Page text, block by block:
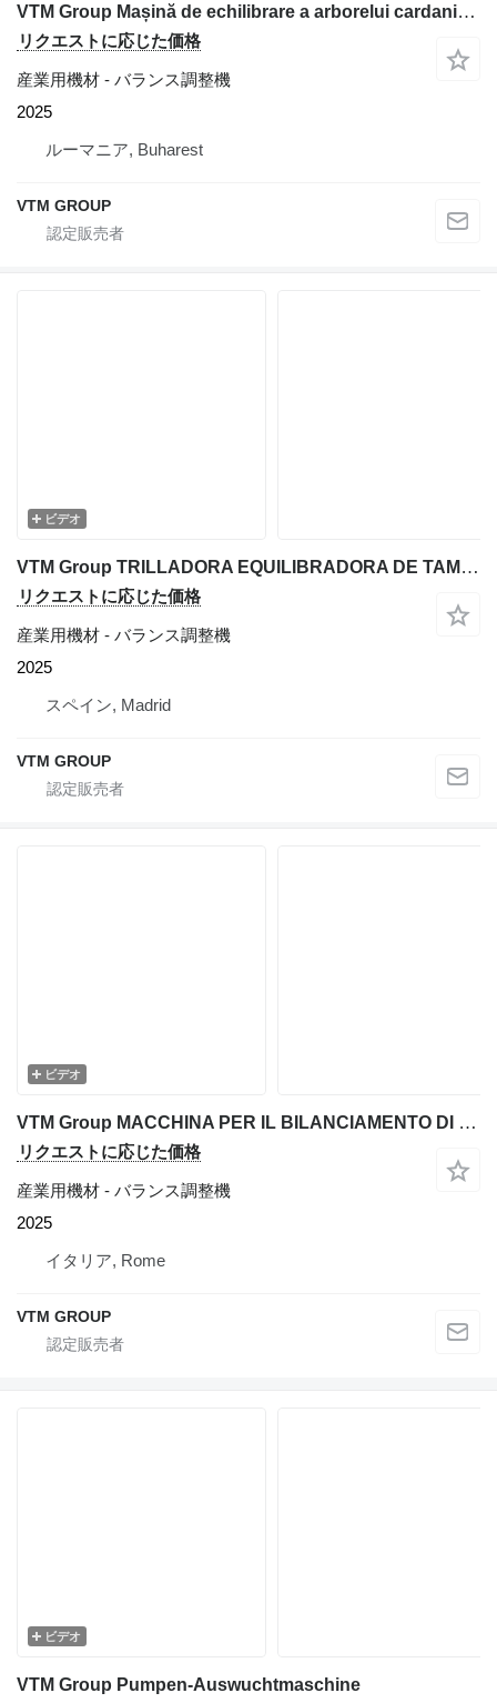
VTM Group Mașină de echilibrare a arborelui cardanic VTM88
リクエストに応じた価格
産業用機材 - バランス調整機
2025
ルーマニア, Buharest
VTM GROUP
ビデオ
VTM Group TRILLADORA EQUILIBRADORA DE TAMBOR
リクエストに応じた価格
産業用機材 - バランス調整機
2025
スペイン, Madrid
VTM GROUP
ビデオ
VTM Group MACCHINA PER IL BILANCIAMENTO DI TRINCIATRICI E TRITURATORI
リクエストに応じた価格
産業用機材 - バランス調整機
2025
イタリア, Rome
VTM GROUP
ビデオ
VTM Group Pumpen-Auswuchtmaschine